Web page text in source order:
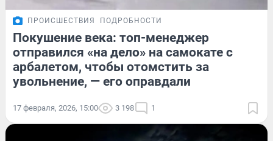
ПРОИСШЕСТВИЯ ПОДРОБНОСТИ
Покушение века: топ-менеджер
отправился «на дело» на самокате с
арбалетом, чтобы отомстить за
увольнение, — его оправдали
17 февраля, 2026, 15:00 3 198 1